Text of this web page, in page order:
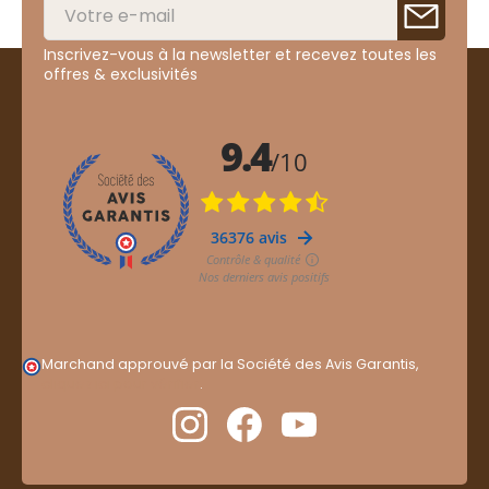
Inscrivez-vous à la newsletter et recevez toutes les
offres & exclusivités
Marchand approuvé par la Société des Avis Garantis,
.